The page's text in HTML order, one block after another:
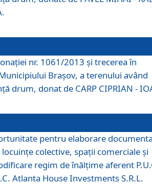
nr. 1061/2013 şi trecerea în
Braşov, a terenului având
drum, donat de CARP CIPRIAN -
pentru elaborare
locuinţe colective, spaţii comerciale şi
regim de înălţime aferent
Atlanta House Investments S.R.L.